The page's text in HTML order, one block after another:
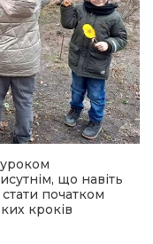
уроком
що навіть
початком
кроків